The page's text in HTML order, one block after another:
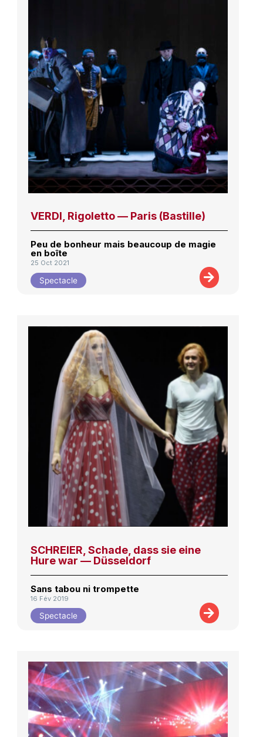
VERDI, Rigoletto — Paris (Bastille)
Peu de bonheur mais beaucoup de magie
en boîte
25 Oct 2021
Spectacle
SCHREIER, Schade, dass sie eine
Hure war — Düsseldorf
Sans tabou ni trompette
16 Fév 2019
Spectacle